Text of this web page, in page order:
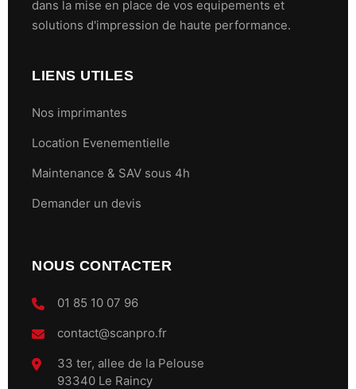
dans la mise en place de vos equipements et
solutions d'impression de haute performance.
LIENS UTILES
Nos imprimantes
Location Evenementielle
Maintenance & SAV sous 4h
Demander un devis
NOUS CONTACTER
01 85 10 07 96
contact@scanpro.fr
33 ter, allee de la Pelouse
93340 Le Raincy